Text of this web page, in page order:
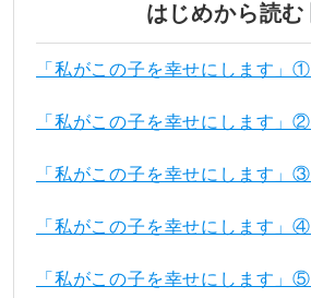
はじめから読む
「私がこの子を幸せにします」①
「私がこの子を幸せにします」②
「私がこの子を幸せにします」③
「私がこの子を幸せにします」④
「私がこの子を幸せにします」⑤